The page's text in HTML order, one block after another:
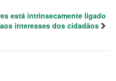
está intrinsecamente ligado
aos interesses dos cidadãos